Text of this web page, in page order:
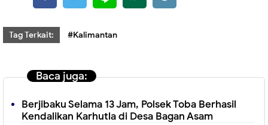
Tag Terkait: #Kalimantan
Baca juga:
Berjibaku Selama 13 Jam, Polsek Toba Berhasil
Kendalikan Karhutla di Desa Bagan Asam